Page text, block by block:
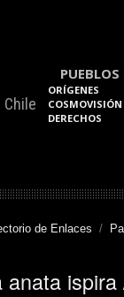
ORÍGENES
DERECHOS
de Enlaces
anata